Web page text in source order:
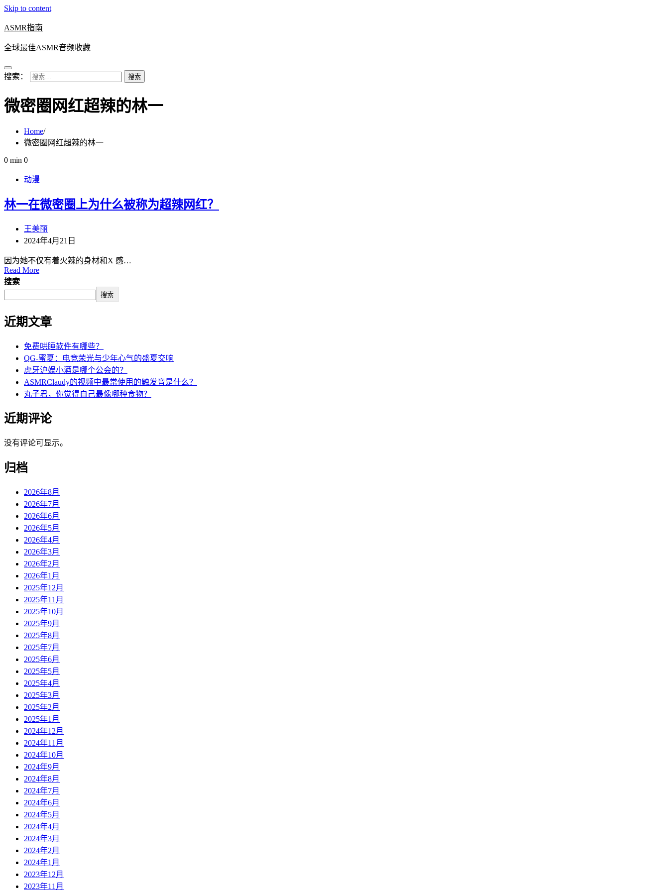
Skip to content
ASMR指南
全球最佳ASMR音频收藏
搜索：
微密圈网红超辣的林一
Home
微密圈网红超辣的林一
0 min 0
动漫
林一在微密圈上为什么被称为超辣网红？
王美丽
2024年4月21日
因为她不仅有着火辣的身材和X 感…
Read More
搜索
搜索
近期文章
免费哄睡软件有哪些？
QG-蜜夏：电竞荣光与少年心气的盛夏交响
虎牙沪娱小酒是哪个公会的？
ASMRClaudy的视频中最常使用的触发音是什么？
丸子君，你觉得自己最像哪种食物？
近期评论
没有评论可显示。
归档
2026年8月
2026年7月
2026年6月
2026年5月
2026年4月
2026年3月
2026年2月
2026年1月
2025年12月
2025年11月
2025年10月
2025年9月
2025年8月
2025年7月
2025年6月
2025年5月
2025年4月
2025年3月
2025年2月
2025年1月
2024年12月
2024年11月
2024年10月
2024年9月
2024年8月
2024年7月
2024年6月
2024年5月
2024年4月
2024年3月
2024年2月
2024年1月
2023年12月
2023年11月